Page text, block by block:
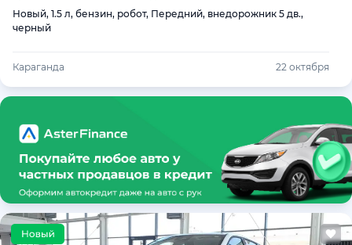
Новый, 1.5 л, бензин, робот, Передний, внедорожник 5 дв.,
черный
Караганда 22 октября